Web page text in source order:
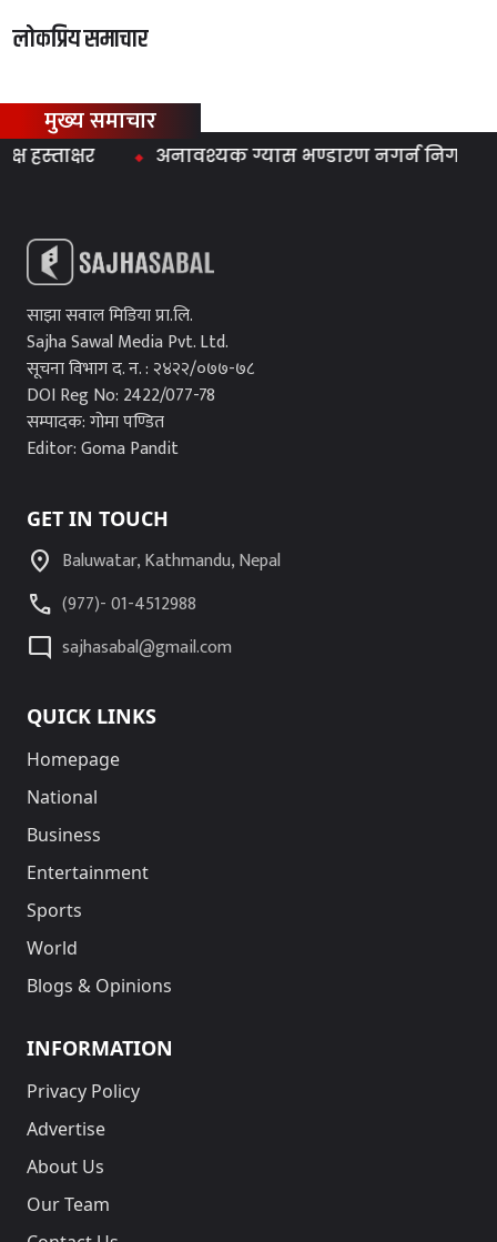
लोकप्रिय समाचार
मुख्य समाचार
अनावश्यक ग्यास भण्डारण नगर्न निगमको
साझा सवाल मिडिया प्रा.लि.
Sajha Sawal Media Pvt. Ltd.
सूचना विभाग द. न. : २४२२/०७७-७८
DOI Reg No: 2422/077-78
सम्पादक: गोमा पण्डित
Editor: Goma Pandit
GET IN TOUCH
location_on Baluwatar, Kathmandu, Nepal
call (977)- 01-4512988
mode_comment sajhasabal@gmail.com
QUICK LINKS
Homepage
National
Business
Entertainment
Sports
World
Blogs & Opinions
INFORMATION
Privacy Policy
Advertise
About Us
Our Team